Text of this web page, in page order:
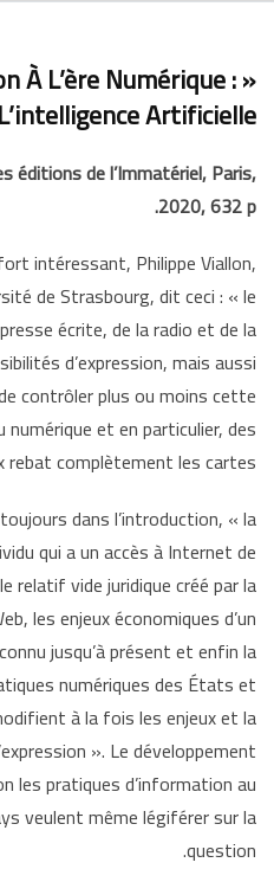
تجاوز
المحتوى
الرئيسيÀ L’ère Numérique :
Artificielle »
éditions de l’Immatériel, Paris,
2020, 632 p.
intéressant, Philippe Viallon,
de Strasbourg, dit ceci : « le
écrite, de la radio et de la
d’expression,mais aussi
contrôler plus ou moins cette
numérique et enparticulier, des
complètement les cartes ».
dans l’introduction, « la
qui a un accès à Internet de
relatif vide juridique créé par la
les enjeux économiques d’un
jusqu’àprésent et enfin la
numériques des Étatset
à la fois les enjeux et la
». Le développement
les pratiques d’information au
veulent même légiférer sur la
question.